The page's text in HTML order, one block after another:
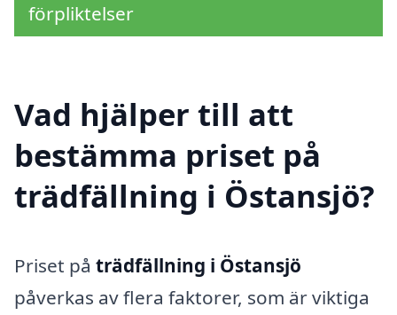
förpliktelser
Vad hjälper till att
bestämma priset på
trädfällning i Östansjö?
Priset på trädfällning i Östansjö
påverkas av flera faktorer, som är viktiga